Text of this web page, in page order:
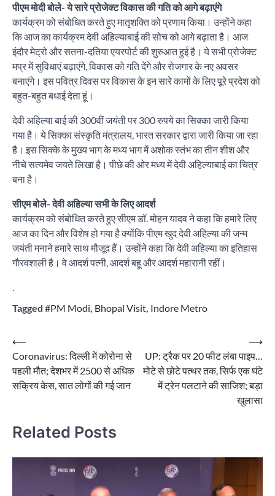
पीएम मोदी बोले- ये सारे प्रोजेक्ट विकास की गति को आगे बढ़ाएंगे
कार्यक्रम को संबोधित करते हुए मातृशक्ति को प्रणाम किया। उन्होंने कहा
कि आज का कार्यक्रम देवी अहिल्याबाई की सोच को आगे बढ़ाता है। आज
इंदौर मेट्रो और सतना-दतिया एयरपोर्ट की शुरुआत हुई है। ये सभी प्रोजेक्ट
मप्र में सुविधाएं बढ़ाएंगे, विकास को गति देंगे और रोजगार के नए अवसर
बनाएंगे। इस पवित्र दिवस पर विकास के इन सारे कामों के लिए पूरे प्रदेश को
बहुत-बहुत बधाई देता हूं।
देवी अहिल्या बाई की 300वीं जयंती पर 300 रुपये का सिक्का जारी किया
गया है। ये सिक्का संस्कृति मंत्रालय, भारत सरकार द्वारा जारी किया जा रहा
है। इस सिक्के के मुख्य भाग के मध्य भाग में अशोक स्तंभ का तीन शीश और
नीचे सत्यमेव जयते लिखा है। पीछे की ओर मध्य में देवी अहिल्याबाई का चित्र
बना है।
सीएम बोले- देवी अहिल्या सभी के लिए आदर्श
कार्यक्रम को संबोधित करते हुए सीएम डॉ. मोहन यादव ने कहा कि हमारे लिए
आज का दिन और विशेष हो गया है क्योंकि पीएम खुद देवी अहिल्या की जन्म
जयंती मनाने हमारे साथ मौजूद हैं। उन्होंने कहा कि देवी अहिल्या का इतिहास
गौरवशाली है। वे आदर्श पत्नी, आदर्श बहू और आदर्श महारानी रहीं।
Tagged #PM Modi Bhopal Visit Indore Metro
Post
navigation
⟵
Coronavirus: दिल्ली में कोरोना से
पहली मौत; देशभर में 2500 से अधिक
सक्रिय केस, सात लोगों की गई जान
UP: ट्रैक पर 20 फीट लंबा पाइप…
मोटे से छोटे पत्थर तक, सिर्फ एक घंटे
में ट्रेन पलटाने की साजिश; बड़ा
खुलासा
⟶
Related Posts